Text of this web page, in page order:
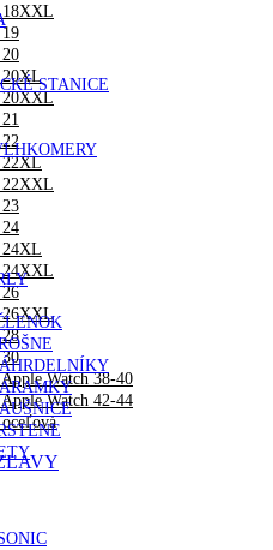
18XXL
20XL
20XXL
22XL
22XXL
24XL
24XXL
26XXL
Watch 38-40
Watch 42-44
STANICE